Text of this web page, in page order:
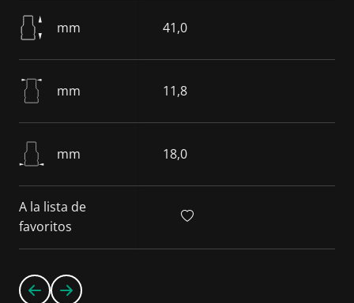
mm 41,0
mm 11,8
mm 18,0
A la lista de
favoritos